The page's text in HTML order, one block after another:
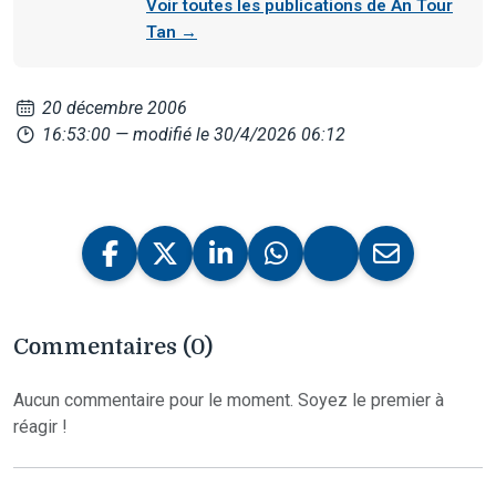
Voir toutes les publications de An Tour
Tan →
20 décembre 2006
16:53:00 — modifié le 30/4/2026 06:12
Commentaires (0)
Aucun commentaire pour le moment. Soyez le premier à
réagir !